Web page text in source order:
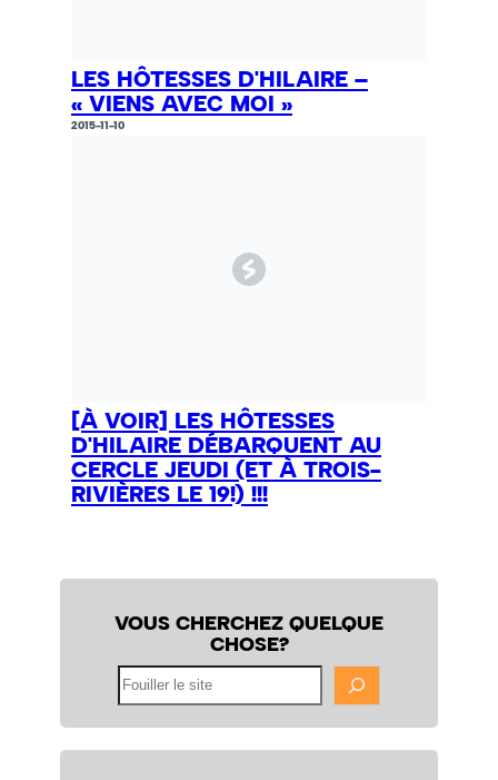
LES HÔTESSES D'HILAIRE –
« VIENS AVEC MOI »
2015-11-10
[À VOIR] LES HÔTESSES
D'HILAIRE DÉBARQUENT AU
CERCLE JEUDI (ET À TROIS-
RIVIÈRES LE 19!) !!!
VOUS CHERCHEZ QUELQUE
CHOSE?